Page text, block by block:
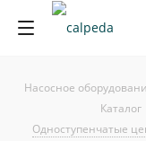
Насосное
Каталог
Одноступенчатые